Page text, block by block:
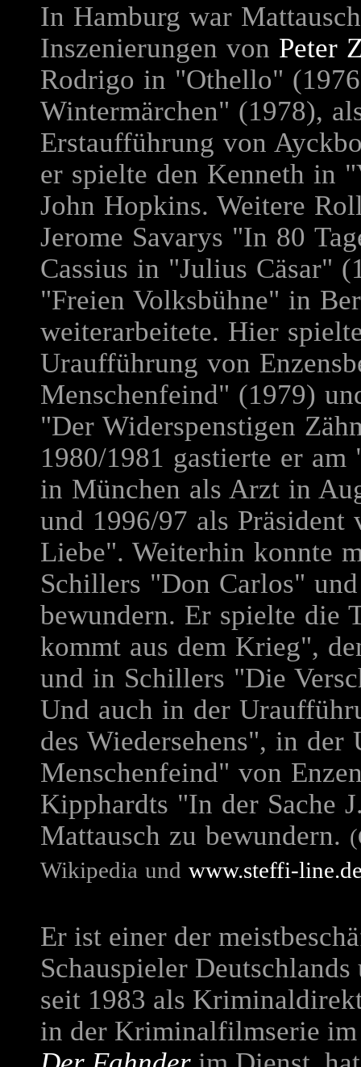
In Hamburg war
Inszenierungen von Peter
Rodrigo in "Othello"
Wintermärchen" (1978),
Erstaufführung von
er spielte den Kenneth in
John Hopkins. Weitere
Jerome Savarys "In 80
Cassius in "Julius Cäsar"
"Freien Volksbühne" in
weiterarbeitete. Hier
Uraufführung von
Menschenfeind" (1979)
"Der Widerspenstigen
1980/1981 gastierte er am
in München als Arzt in
und 1996/97 als
Liebe". Weiterhin konnte
Schillers "Don Carlos"
bewundern. Er spielte die
kommt aus dem Krieg",
und in Schillers "Die
Und auch in der
des Wiedersehens", in
Menschenfeind" von
Kipphardts "In der Sache
Mattausch zu bewundern.
Wikipedia und www.steffi-
Er ist einer der
Schauspieler Deutschlands
seit 1983 als
in der Kriminalfilmserie im